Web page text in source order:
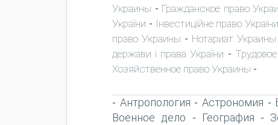
Украины - Гражданское право
України - Інвестиційне право України
право Украины - Нотариат Украины
держави і права України -
Хозяйственное право Украины -
- Антропология -Астрономия -
Военное дело - География -